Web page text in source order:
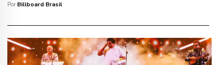
Por Billboard Brasil